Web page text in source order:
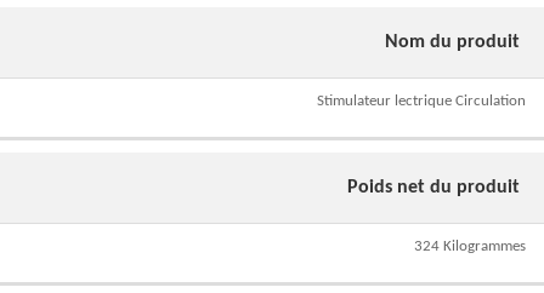
Nom du produit
Stimulateur lectrique Circulation
Poids net du produit
324 Kilogrammes